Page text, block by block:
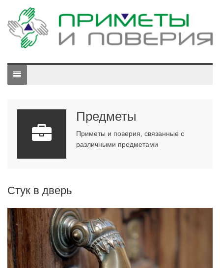
Предметы
Приметы и поверия, связанные с
различными предметами
Стук в дверь